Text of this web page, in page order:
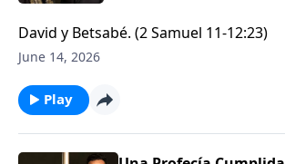
David y Betsabé. (2 Samuel 11-12:23)
June 14, 2026
Play